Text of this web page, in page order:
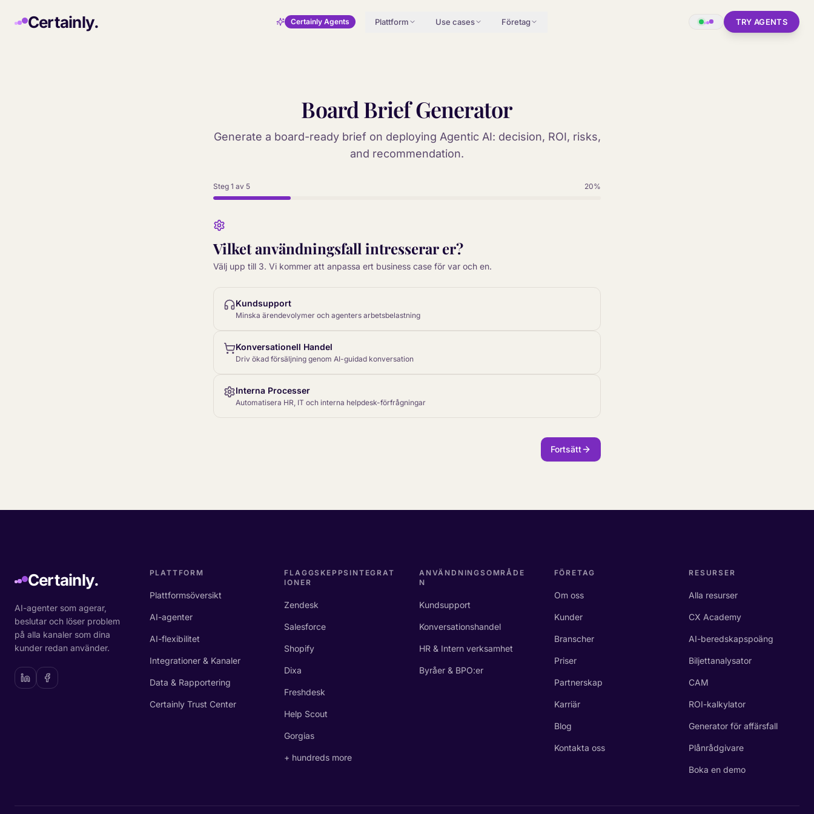
Certainly. Certainly Agents Plattform Use cases Företag TRY AGENTS
Board Brief Generator
Generate a board-ready brief on deploying Agentic AI: decision, ROI, risks,
and recommendation.
Steg 1 av 5 20%
Vilket användningsfall intresserar er?
Välj upp till 3. Vi kommer att anpassa ert business case för var och en.
Kundsupport
Minska ärendevolymer och agenters arbetsbelastning
Konversationell Handel
Driv ökad försäljning genom AI-guidad konversation
Interna Processer
Automatisera HR, IT och interna helpdesk-förfrågningar
Fortsätt
Certainly.
AI-agenter som agerar,
beslutar och löser problem
på alla kanaler som dina
kunder redan använder.
PLATTFORM
Plattformsöversikt
AI-agenter
AI-flexibilitet
Integrationer & Kanaler
Data & Rapportering
Certainly Trust Center
FLAGGSKEPPSINTEGRAT
IONER
Zendesk
Salesforce
Shopify
Dixa
Freshdesk
Help Scout
Gorgias
+ hundreds more
ANVÄNDNINGSOMRÅDE
N
Kundsupport
Konversationshandel
HR & Intern verksamhet
Byråer & BPO:er
FÖRETAG
Om oss
Kunder
Branscher
Priser
Partnerskap
Karriär
Blog
Kontakta oss
RESURSER
Alla resurser
CX Academy
AI-beredskapspoäng
Biljettanalysator
CAM
ROI-kalkylator
Generator för affärsfall
Plånrådgivare
Boka en demo